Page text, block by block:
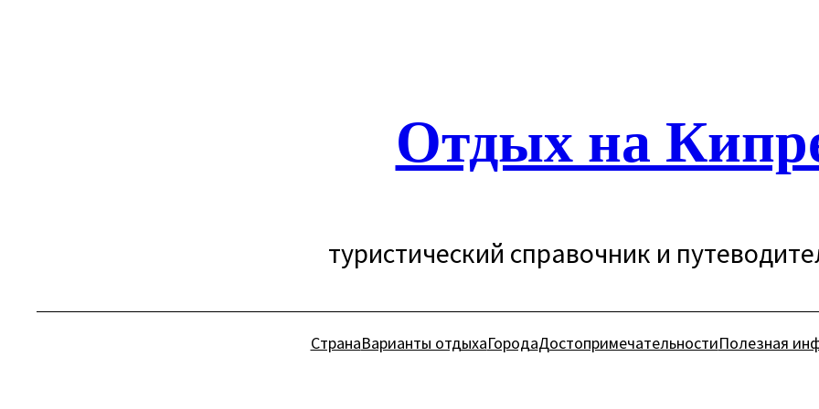
Отдых на
туристический справочник и
СтранаВарианты отдыхаГородаДостопримечательностиПолезная